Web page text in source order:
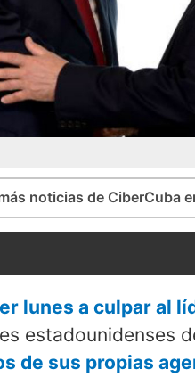
noticias de CiberCuba
lunes a culpar al
estadounidenses
de sus propias